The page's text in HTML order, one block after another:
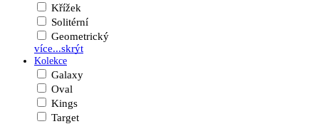
Křížek
Solitérní
Geometrický
více...skrýt
Kolekce
Galaxy
Oval
Kings
Target